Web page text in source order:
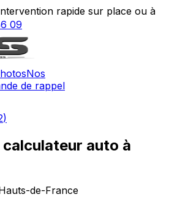
rapide sur place ou à
09
Nos
de rappel
)
auto à
de-France